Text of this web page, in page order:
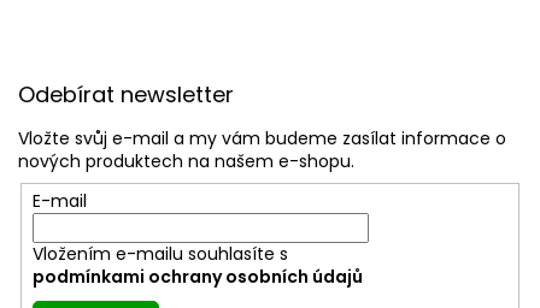
Odebírat newsletter
Vložte svůj e-mail a my vám budeme zasílat informace o
nových produktech na našem e-shopu.
E-mail
Vložením e-mailu souhlasíte s
podmínkami ochrany osobních údajů